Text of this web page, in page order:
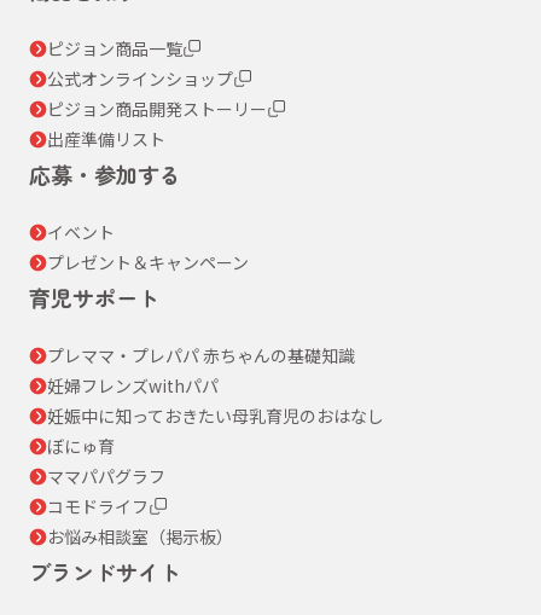
ピジョン商品一覧
公式オンラインショップ
ピジョン商品開発ストーリー
出産準備リスト
応募・参加する
イベント
プレゼント＆キャンペーン
育児サポート
プレママ・プレパパ 赤ちゃんの基礎知識
妊婦フレンズwithパパ
妊娠中に知っておきたい母乳育児のおはなし
ぼにゅ育
ママパパグラフ
コモドライフ
お悩み相談室（掲示板）
ブランドサイト